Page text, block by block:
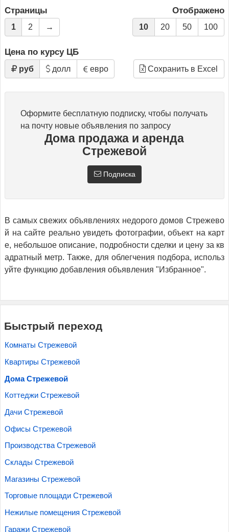
Страницы
1 2 →
Отображено
10 20 50 100
Цена по курсу ЦБ
руб долл евро Сохранить в Excel
Оформите бесплатную подписку, чтобы получать
на почту новые объявления по запросу
Дома продажа и аренда
Стрежевой
Подписка
В самых свежих объявлениях недорого домов Стрежево
й на сайте реально увидеть фотографии, объект на карт
е, небольшое описание, подробности сделки и цену за кв
адратный метр. Также, для облегчения подбора, использ
уйте функцию добавления объявления "Избранное".
Быстрый переход
Комнаты Стрежевой
Квартиры Стрежевой
Дома Стрежевой
Коттеджи Стрежевой
Дачи Стрежевой
Офисы Стрежевой
Производства Стрежевой
Склады Стрежевой
Магазины Стрежевой
Торговые площади Стрежевой
Нежилые помещения Стрежевой
Гаражи Стрежевой